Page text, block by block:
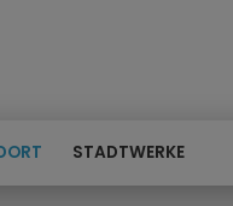
STADTWERKE